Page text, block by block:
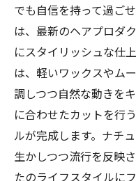
髪質改善につ
プロのアドバ
メンズパーマで実
ト
シンプルで
第一印象を良
ナチュラルウ
でも自信を持って過ご
は、最新のヘアプロダ
にスタイリッシュな仕
は、軽いワックスやム
調しつつ自然な動きを
に合わせたカットを行
ルが完成します。ナチ
生かしつつ流行を反映
たのライフスタイルに